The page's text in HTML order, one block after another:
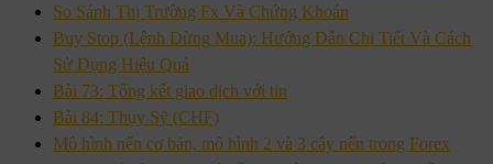
So Sánh Thị Trường Fx Và Chứng Khoán
Buy Stop (Lệnh Dừng Mua): Hướng Dẫn Chi Tiết Và Cách
Sử Dụng Hiệu Quả
Bài 73: Tổng kết giao dịch với tin
Bài 84: Thụy Sỹ (CHF)
Mô hình nến cơ bản, mô hình 2 và 3 cây nến trong Forex